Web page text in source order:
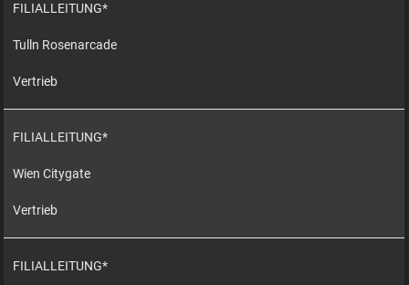
FILIALLEITUNG*
Tulln Rosenarcade
Vertrieb
FILIALLEITUNG*
Wien Citygate
Vertrieb
FILIALLEITUNG*